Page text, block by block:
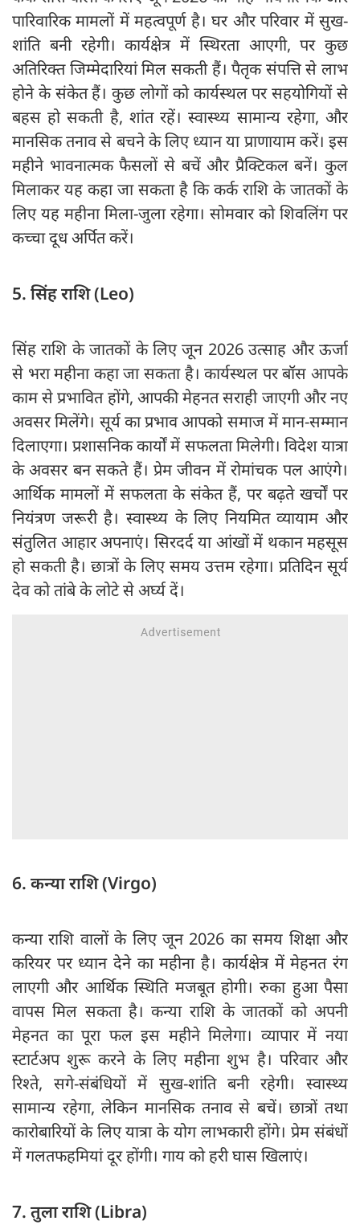
पारिवारिक मामलों में महत्वपूर्ण है। घर और परिवार में सुख-
शांति बनी रहेगी। कार्यक्षेत्र में स्थिरता आएगी, पर कुछ
अतिरिक्त जिम्मेदारियां मिल सकती हैं। पैतृक संपत्ति से लाभ
होने के संकेत हैं। कुछ लोगों को कार्यस्थल पर सहयोगियों से
बहस हो सकती है, शांत रहें। स्वास्थ्य सामान्य रहेगा, और
मानसिक तनाव से बचने के लिए ध्यान या प्राणायाम करें। इस
महीने भावनात्मक फैसलों से बचें और प्रैक्टिकल बनें। कुल
मिलाकर यह कहा जा सकता है कि कर्क राशि के जातकों के
लिए यह महीना मिला-जुला रहेगा। सोमवार को शिवलिंग पर
कच्चा दूध अर्पित करें।
5. सिंह राशि (Leo)
सिंह राशि के जातकों के लिए जून 2026 उत्साह और ऊर्जा
से भरा महीना कहा जा सकता है। कार्यस्थल पर बॉस आपके
काम से प्रभावित होंगे, आपकी मेहनत सराही जाएगी और नए
अवसर मिलेंगे। सूर्य का प्रभाव आपको समाज में मान-सम्मान
दिलाएगा। प्रशासनिक कार्यों में सफलता मिलेगी। विदेश यात्रा
के अवसर बन सकते हैं। प्रेम जीवन में रोमांचक पल आएंगे।
आर्थिक मामलों में सफलता के संकेत हैं, पर बढ़ते खर्चों पर
नियंत्रण जरूरी है। स्वास्थ्य के लिए नियमित व्यायाम और
संतुलित आहार अपनाएं। सिरदर्द या आंखों में थकान महसूस
हो सकती है। छात्रों के लिए समय उत्तम रहेगा। प्रतिदिन सूर्य
देव को तांबे के लोटे से अर्घ्य दें।
6. कन्या राशि (Virgo)
कन्या राशि वालों के लिए जून 2026 का समय शिक्षा और
करियर पर ध्यान देने का महीना है। कार्यक्षेत्र में मेहनत रंग
लाएगी और आर्थिक स्थिति मजबूत होगी। रुका हुआ पैसा
वापस मिल सकता है। कन्या राशि के जातकों को अपनी
मेहनत का पूरा फल इस महीने मिलेगा। व्यापार में नया
स्टार्टअप शुरू करने के लिए महीना शुभ है। परिवार और
रिश्ते, सगे-संबंधियों में सुख-शांति बनी रहेगी। स्वास्थ्य
सामान्य रहेगा, लेकिन मानसिक तनाव से बचें। छात्रों तथा
कारोबारियों के लिए यात्रा के योग लाभकारी होंगे। प्रेम संबंधों
में गलतफहमियां दूर होंगी। गाय को हरी घास खिलाएं।
7. तुला राशि (Libra)